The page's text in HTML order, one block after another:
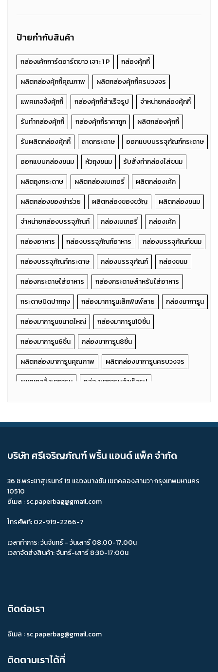
ป้ายกำกับสินค้า
กล่องเค้กการ์ดอาร์ตขาว เจาะ 1 P
กล่องคุ้กกี้
ผลิตกล่องคุ้กกี้คุณภาพ
ผลิตกล่องคุ้กกี้ครบวงจร
แพคเกจจิ้งคุ้กกี้
กล่องคุ้กกี้สำเร็จรูป
จำหน่ายกล่องคุ้กกี้
รับทำกล่องคุ้กกี้
กล่องคุ้กกี้ราคาถูก
ผลิตกล่องคุ้กกี้
รับผลิตกล่องคุ้กกี้
ถาดกระดาษ
ออกแบบบรรจุภัณฑ์กระดาษ
ออกแบบกล่องขนม
หัวถุงขนม
รับสั่งทำกล่องใส่ขนม
ผลิตถุงกระดาษ
ผลิตกล่องเบเกอรี่
ผลิตกล่องเค้ก
ผลิตกล่องของชำร่วย
ผลิตกล่องของขวัญ
ผลิตกล่องขนม
จำหน่ายกล่องบรรจุภัณฑ์
กล่องเบเกอรี่
กล่องเค้ก
กล่องอาหาร
กล่องบรรจุภัณฑ์อาหาร
กล่องบรรจุภัณฑ์ขนม
กล่องบรรจุภัณฑ์กระดาษ
กล่องบรรจุภัณฑ์
กล่องขนม
กล่องกระดาษใส่อาหาร
กล่องกระดาษสำหรับใส่อาหาร
กระดาษปิดปากถุง
กล่องมาการูนเล็กพิมพ์ลาย
กล่องมาการูน
กล่องมาการูนขนาดใหญ่
กล่องมาการูน10ชิ้น
กล่องมาการูน6ชิ้น
กล่องมาการูน8ชิ้น
ผลิตกล่องมาการูนคุณภาพ
ผลิตกล่องมาการูนครบวงจร
แพคเกจจิ้งมาการูน
กล่องมาการูนสำเร็จรูป
กล่องมาการูนราคาถูก
ผลิตกล่องมาการูน
รับผลิตกล่องขนม
กล่องไปรษณีย์ B
กล่องเค้กลาย
กล่องไปรษณีย์ D+11
กล่องพิซซ่าลูกฟูก
กล่องไปรษณีย์ A ถ้วย
ถ้วยคราฟ
ถ้วยกระดาษ
กระดาษ บรรจุภัณฑ์กระดาษ
ถ้วยกระดาษคราฟท์
ถ้วยทรงสูง
กระดาษคราฟ
ถ้วยกระดาษใส่อาหาร
กล่องขนมตามสั่ง
บริษัท ศรีเจริญภัณฑ์ พริ้น แอนด์ แพ็ค จำกัด
36 ซ.พระยาสุเรนทร์ 19 แขวงบางชัน เขตคลองสามวา กรุงเทพมหานคร
10510
อีเมล : sc.paperbag@gmail.com
โทรศัพท์: 02-919-2266-7
เวลาทำการ: วันจันทร์ - วันเสาร์ 08.00-17.00น
เวลาจัดส่งสินค้า: จันทร์-เสาร์ 8:30-17:00น
ติดต่อเรา
อีเมล :sc.paperbag@gmail.com
ติดตามเราได้ที่